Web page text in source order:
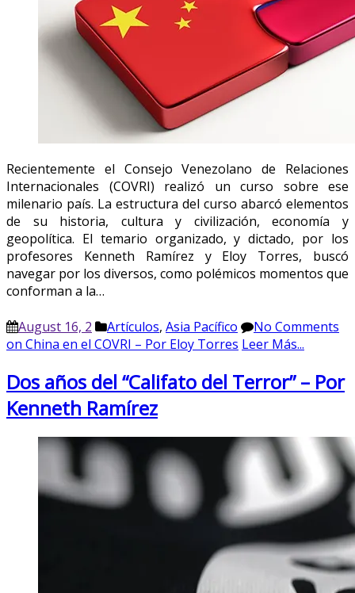
Recientemente el Consejo Venezolano de Relaciones
Internacionales (COVRI) realizó un curso sobre ese
milenario país. La estructura del curso abarcó elementos
de su historia, cultura y civilización, economía y
geopolítica. El temario organizado, y dictado, por los
profesores Kenneth Ramírez y Eloy Torres, buscó
navegar por los diversos, como polémicos momentos que
conforman a la…
August 16, 2 Artículos, Asia Pacífico
No Comments
on China en el COVRI – Por Eloy Torres Leer Más...
Dos años del “Califato del Terror” – Por
Kenneth Ramírez